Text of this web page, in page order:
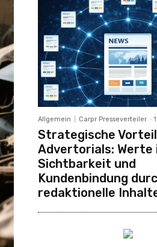
Allgemein Carpr Presseverteiler -
Strategische
Advertorials: Werte
Sichtbarkeit und
Kundenbindung
redaktionelle